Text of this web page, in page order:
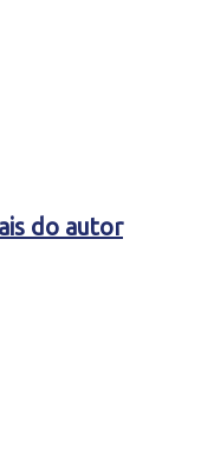
do autor